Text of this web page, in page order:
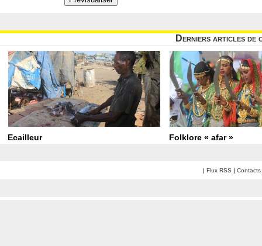
Derniers articles de
Ecailleur Folklore « afar »
| Flux RSS | Contacts